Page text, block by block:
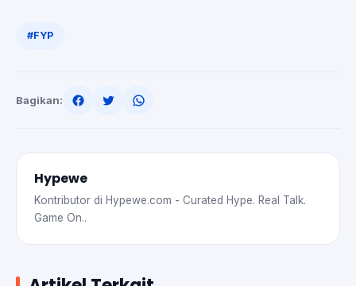
#FYP
Bagikan:
Hypewe
Kontributor di Hypewe.com - Curated Hype. Real Talk.
Game On..